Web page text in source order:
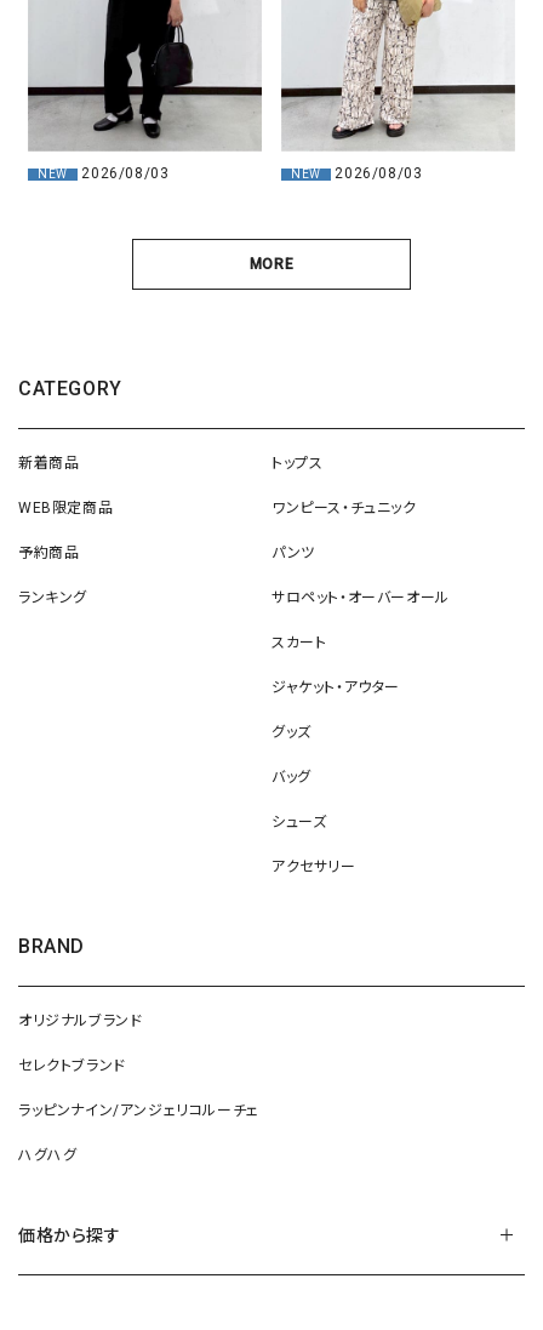
NEW 2026/08/03 NEW 2026/08/03
MORE
CATEGORY
新着商品
WEB限定商品
予約商品
ランキング
トップス
ワンピース・チュニック
パンツ
サロペット・オーバーオール
スカート
ジャケット・アウター
グッズ
バッグ
シューズ
アクセサリー
BRAND
オリジナルブランド
セレクトブランド
ラッピンナイン/アンジェリコルーチェ
ハグハグ
価格から探す